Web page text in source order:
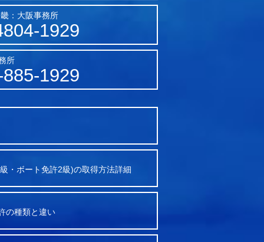
：大阪事務所
1929
所
1929
・ボート免許2級)の取得方法詳細
の種類と違い